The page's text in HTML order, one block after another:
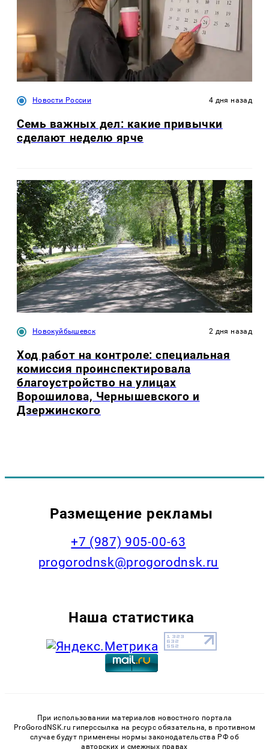
Новости России 4 дня назад
Семь важных дел: какие привычки
сделают неделю ярче
Новокуйбышевск 2 дня назад
Ход работ на контроле: специальная
комиссия проинспектировала
благоустройство на улицах
Ворошилова, Чернышевского и
Дзержинского
Размещение рекламы
+7 (987) 905-00-63
progorodnsk@progorodnsk.ru
Наша статистика
При использовании материалов новостного портала
ProGorodNSK.ru гиперссылка на ресурс обязательна, в противном
случае будут применены нормы законодательства РФ об
авторских и смежных правах